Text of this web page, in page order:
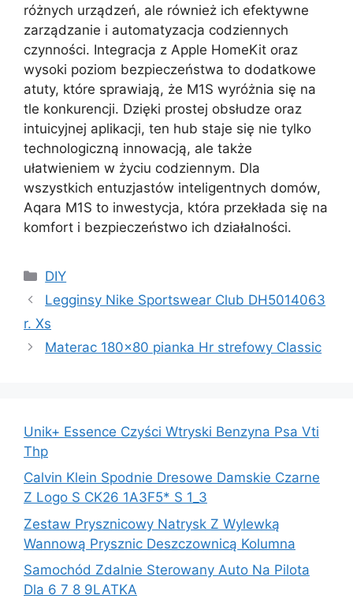
różnych urządzeń, ale również ich efektywne
zarządzanie i automatyzacja codziennych
czynności. Integracja z Apple HomeKit oraz
wysoki poziom bezpieczeństwa to dodatkowe
atuty, które sprawiają, że M1S wyróżnia się na
tle konkurencji. Dzięki prostej obsłudze oraz
intuicyjnej aplikacji, ten hub staje się nie tylko
technologiczną innowacją, ale także
ułatwieniem w życiu codziennym. Dla
wszystkich entuzjastów inteligentnych domów,
Aqara M1S to inwestycja, która przekłada się na
komfort i bezpieczeństwo ich działalności.
Kategorie
DIY
Legginsy Nike Sportswear Club DH5014063
r. Xs
Materac 180×80 pianka Hr strefowy Classic
Unik+ Essence Czyści Wtryski Benzyna Psa Vti
Thp
Calvin Klein Spodnie Dresowe Damskie Czarne
Z Logo S CK26 1A3F5* S 1_3
Zestaw Prysznicowy Natrysk Z Wylewką
Wannową Prysznic Deszczownicą Kolumna
Samochód Zdalnie Sterowany Auto Na Pilota
Dla 6 7 8 9LATKA